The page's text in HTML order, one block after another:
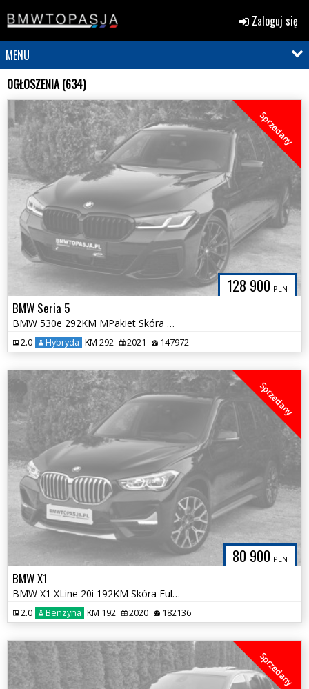
Zaloguj się
MENU
OGŁOSZENIA (634)
128 900 PLN
Sprzedany
BMW Seria 5
BMW 530e 292KM MPakiet Skóra Nappa Komforty HAK Harman 100% Bezwypadk
2.0 Hybryda KM 292 2021 147972
80 900 PLN
Sprzedany
BMW X1
BMW X1 XLine 20i 192KM Skóra Full LED HeadUp HAK Kubełki Śliczna
2.0 Benzyna KM 192 2020 182136
Sprzedany